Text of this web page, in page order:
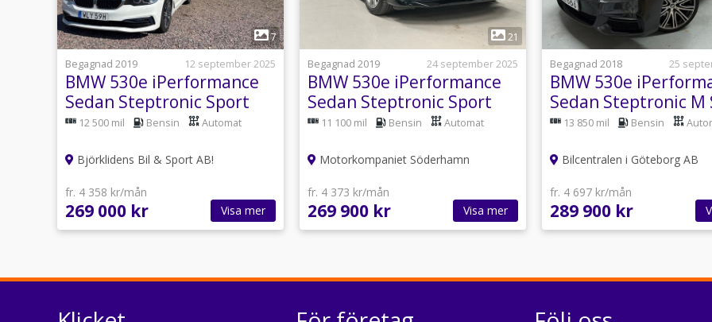
1
7
Begagnad 2019
12 september 2025
BMW 530e iPerformance
Sedan Steptronic Sport
line Euro 6
12 500 mil Bensin Automat
Björklidens Bil & Sport AB!
fr. 4 358 kr/mån
269 000 kr Visa mer
1
21
Begagnad 2019
24 september 2025
BMW 530e iPerformance
Sedan Steptronic Sport
line Euro 6
11 100 mil Bensin Automat
Motorkompaniet Söderhamn
fr. 4 373 kr/mån
269 900 kr Visa mer
1
Begagnad 2018
25
BMW 530e
Sedan Steptronic M
Euro 6
13 850 mil Bensin
Bilcentralen i Göteborg AB
fr. 4 697 kr/mån
289 900 kr